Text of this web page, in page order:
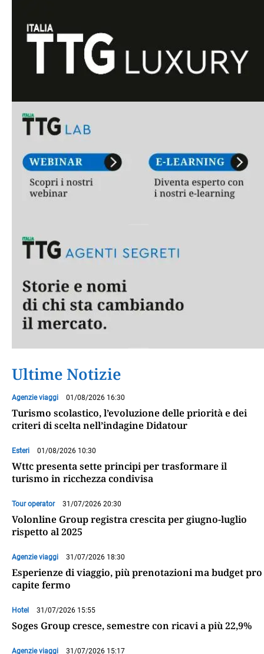
Ultime Notizie
Agenzie viaggi 01/08/2026 16:30
Turismo scolastico, l’evoluzione delle priorità e dei
criteri di scelta nell’indagine Didatour
Esteri 01/08/2026 10:30
Wttc presenta sette principi per trasformare il
turismo in ricchezza condivisa
Tour operator 31/07/2026 20:30
Volonline Group registra crescita per giugno-luglio
rispetto al 2025
Agenzie viaggi 31/07/2026 18:30
Esperienze di viaggio, più prenotazioni ma budget pro
capite fermo
Hotel 31/07/2026 15:55
Soges Group cresce, semestre con ricavi a più 22,9%
Agenzie viaggi 31/07/2026 15:17